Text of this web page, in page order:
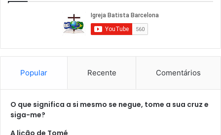
Popular Recente Comentários
O que significa a si mesmo se negue, tome a sua cruz e
siga-me?
A lição de Tomé